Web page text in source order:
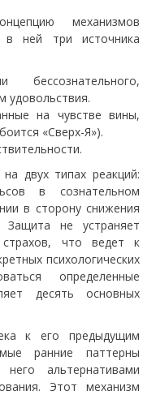
механизмов
в ней три источника
удовольствия.
на чувстве вины,
«Сверх-Я»).
двух типах реакций:
в сознательном
в сторону снижения
Защита не устраняет
что ведет к
психологических
определенные
десять основных
к его предыдущим
ранние паттерны
альтернативами
Этот механизм